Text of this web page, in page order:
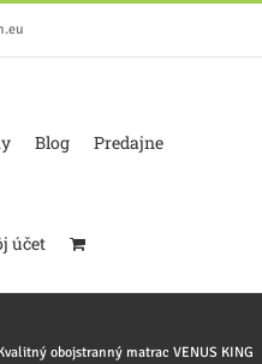
Blog Predajne
účet
obojstranný matrac VENUS KING